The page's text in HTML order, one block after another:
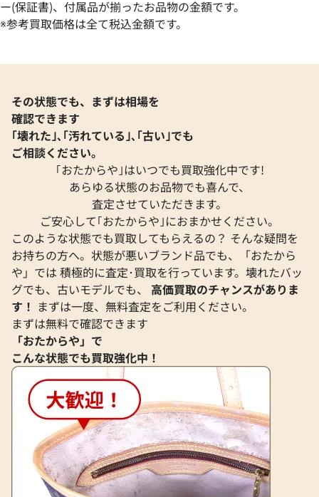
グ レザー
参考買取価格
グ レザー
サンローラン ジャケット
参考買取価格
35,000 円
2026年6月3日時点
サンローラン ジャ
参考買取価格
ー(保証書)、付属品が揃ったお品物の金額です。
※参考買取価格は全て税込金額です。
その状態でも、まずは相場を
確認できます
｢壊れた｣､｢汚れている｣､｢古い｣でも
ご相談ください。
｢おたからや｣はいつでも買取強化中です!
あらゆる状態のお品物でも喜んで、
査定させていただきます。
ご安心して｢おたからや｣におまかせください。
このような状態でも買取してもらえるの？ そんな疑問を
お持ちの方へ。状態が悪いブランド品でも、「おたから
や」では 積極的に査定･買取を行っています。壊れたバッ
グでも、古いモデルでも、 高価買取のチャンスがありま
す！ まずは一度、無料査定をご利用ください。
まずは無料で確認できます
「おたからや」で
こんな状態でも買取強化中！